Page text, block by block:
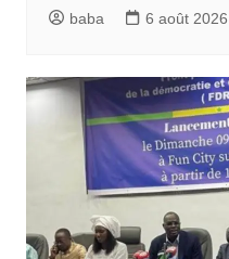
baba 6 août 2026